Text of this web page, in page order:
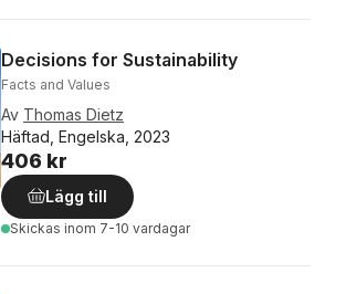
Decisions for Sustainability
Facts and Values
Av Thomas Dietz
Häftad, Engelska, 2023
406 kr
Lägg till
Skickas inom 7-10 vardagar